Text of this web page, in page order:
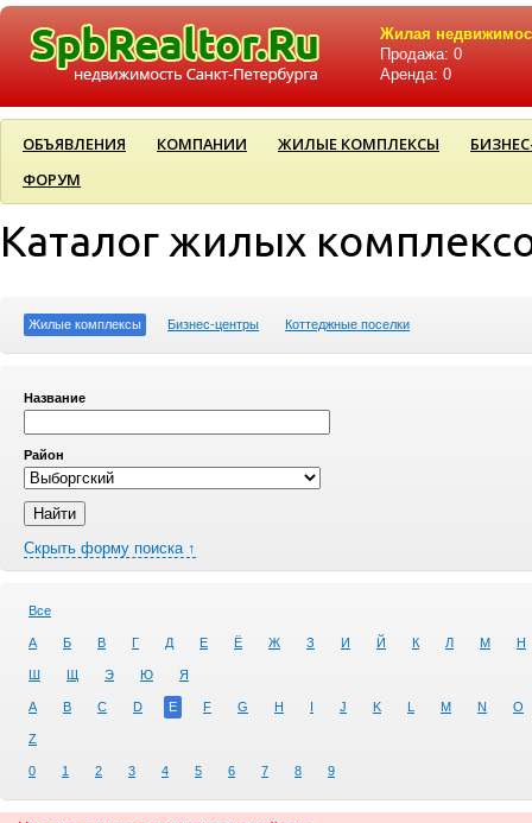
Жилая
Продажа: 0
Аренда: 0
ОБЪЯВЛЕНИЯ КОМПАНИИ ЖИЛЫЕ КОМПЛЕКСЫ
ФОРУМ
Каталог жилых
Жилые комплексы Бизнес-центры Коттеджные поселки
Название
Район
Скрыть форму поиска ↑
Все
А Б В Г Д Е Ё Ж З И Й К Л М Н
Ш Щ Э Ю Я
A B C D E F G H I J K L M N O
Z
0 1 2 3 4 5 6 7 8 9